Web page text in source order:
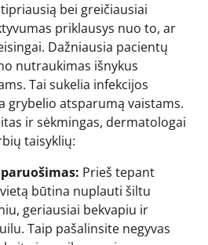
bei greičiausiai
priklausys nuo to, ar
Dažniausia pacientų
nutraukimas išnykus
Tai sukelia infekcijos
grybelio atsparumą vaistams.
ir sėkmingas, dermatologai
taisyklių:
Prieš tepant
būtina nuplauti šiltu
geriausiai bekvapiu ir
Taip pašalinsite negyvas